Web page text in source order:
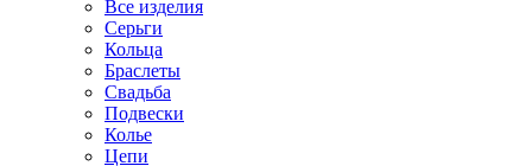
Все изделия
Серьги
Кольца
Браслеты
Свадьба
Подвески
Колье
Цепи